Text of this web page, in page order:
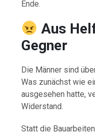
Ende.
Aus
Gegner
Die Männer sind
Was zunächst wie
ausgesehen hatte,
Widerstand.
Statt die